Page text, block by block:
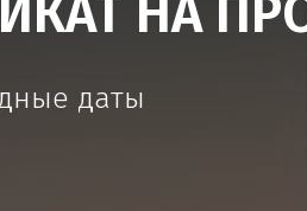
НА
даты